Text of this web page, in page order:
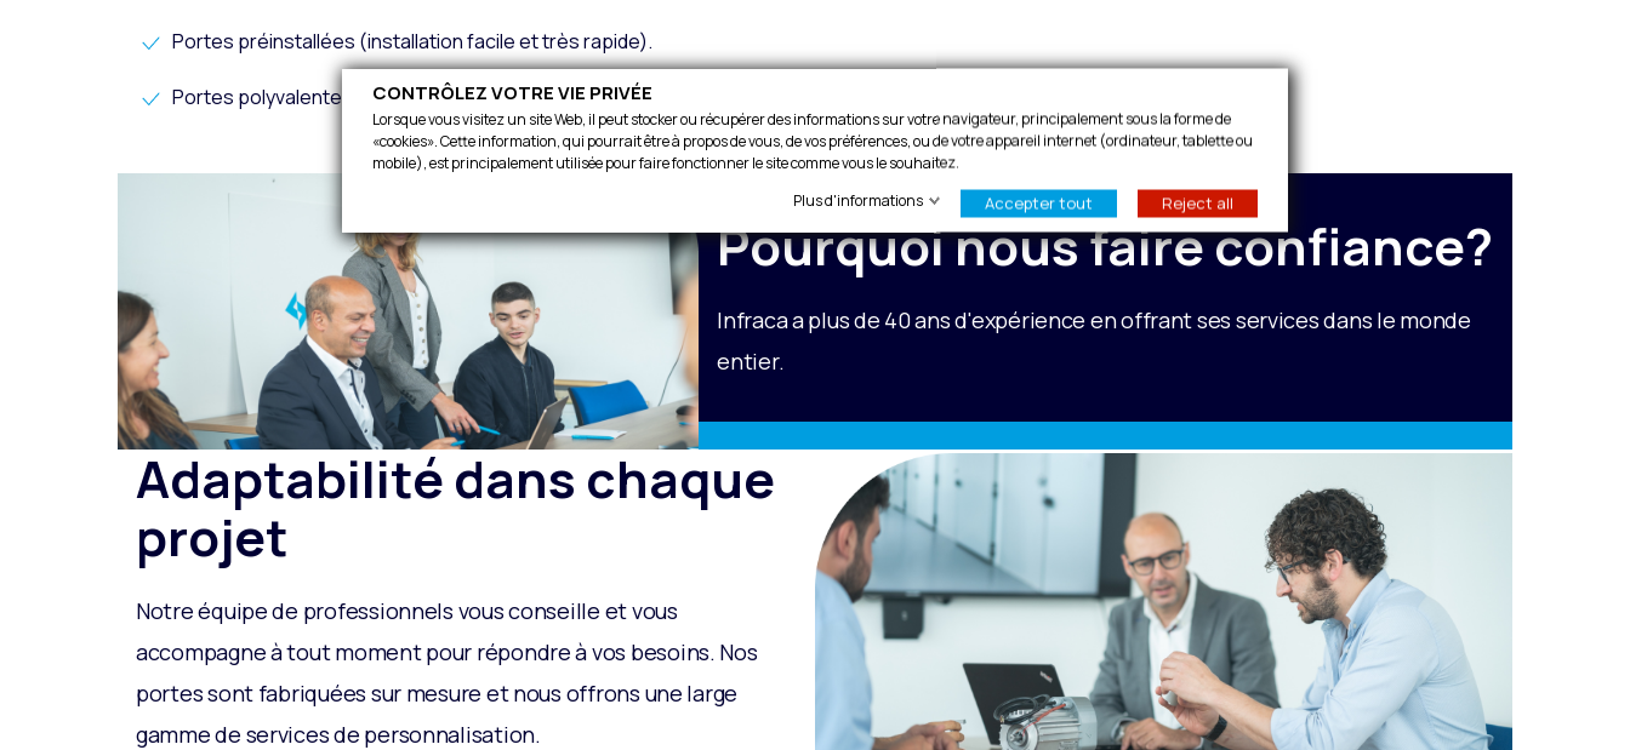
Portes préinstallées (installation facile et très rapide).
Portes polyvalentes et de qualité.
Pourquoi nous faire confiance?
Infraca a plus de 40 ans d'expérience en offrant ses services dans le monde
entier.
Adaptabilité dans chaque
projet
Notre équipe de professionnels vous conseille et vous
accompagne à tout moment pour répondre à vos besoins. Nos
portes sont fabriquées sur mesure et nous offrons une large
gamme de services de personnalisation.
CONTRÔLEZ VOTRE VIE PRIVÉE
Lorsque vous visitez un site Web, il peut stocker ou récupérer des informations sur votre navigateur, principalement sous la forme de
«cookies». Cette information, qui pourrait être à propos de vous, de vos préférences, ou de votre appareil internet (ordinateur, tablette ou
mobile), est principalement utilisée pour faire fonctionner le site comme vous le souhaitez.
Plus d'informations
Accepter tout Reject all